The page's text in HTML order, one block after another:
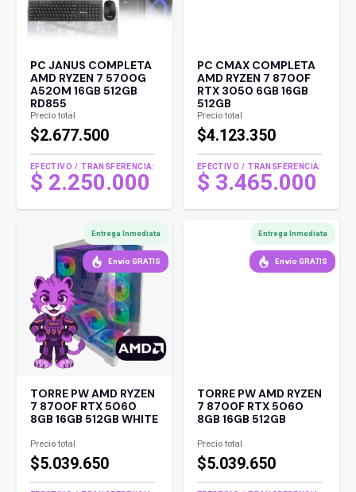
PC JANUS COMPLETA
AMD RYZEN 7 5700G
A520M 16GB 512GB
RD855
Precio total
$2.677.500
EFECTIVO / TRANSFERENCIA:
$ 2.250.000
PC CMAX COMPLETA
AMD RYZEN 7 8700F
RTX 3050 6GB 16GB
512GB
Precio total
$4.123.350
EFECTIVO / TRANSFERENCIA:
$ 3.465.000
Entrega Inmediata
Envío GRATIS
TORRE PW AMD RYZEN
7 8700F RTX 5060
8GB 16GB 512GB WHITE
Precio total
$5.039.650
Entrega Inmediata
Envío GRATIS
TORRE PW AMD RYZEN
7 8700F RTX 5060
8GB 16GB 512GB
Precio total
$5.039.650